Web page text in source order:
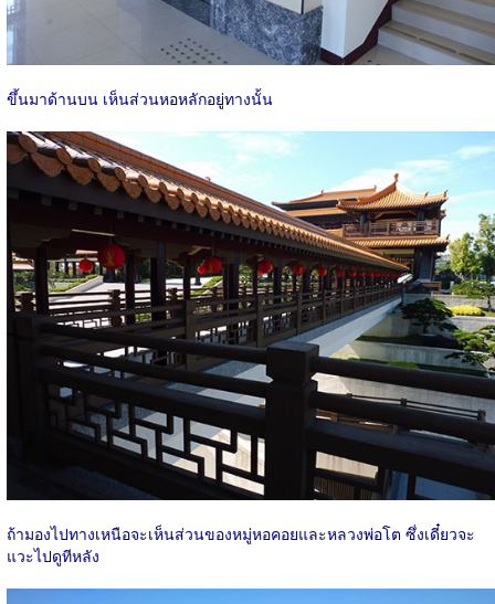
ขึ้นมาด้านบน เห็นส่วนหอหลักอยู่ทางนั้น
ถ้ามองไปทางเหนือจะเห็นส่วนของหมู่หอคอยและหลวงพ่อโต ซึ่งเดี๋ยวจะ
แวะไปดูทีหลัง